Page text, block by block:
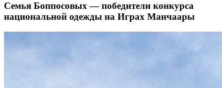
Семья Боппосовых — победители конкурса
национальной одежды на Играх Манчаары